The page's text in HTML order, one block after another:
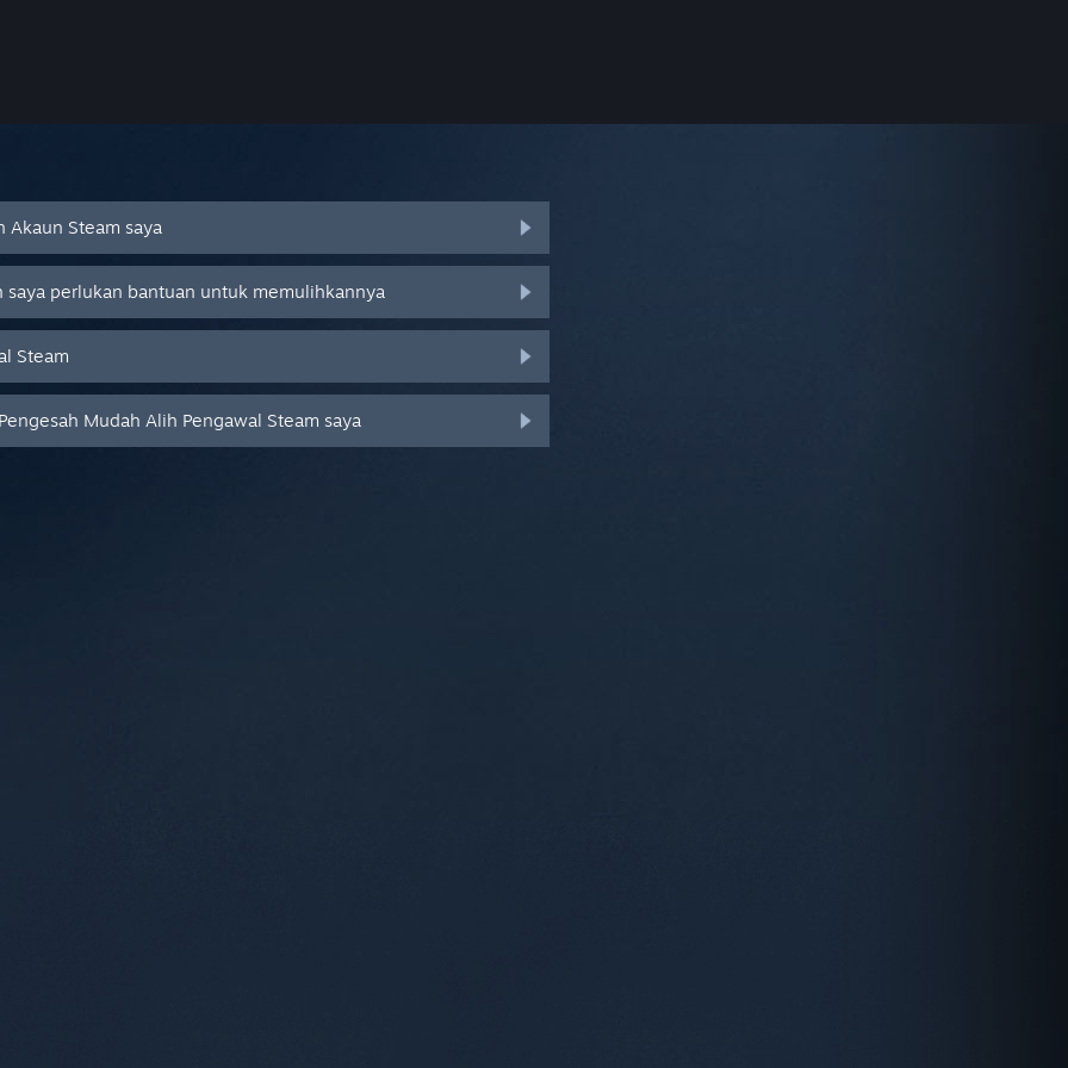
Akaun Steam saya
saya perlukan bantuan untuk memulihkannya
Steam
Mudah Alih Pengawal Steam saya